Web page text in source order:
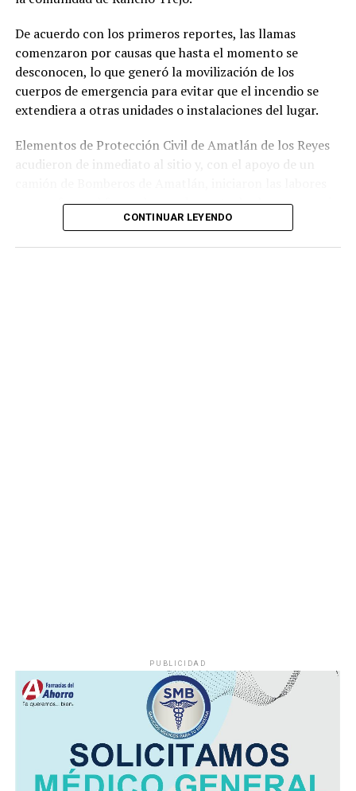
públicos.
De acuerdo con los primeros reportes, las llamas
comenzaron por causas que hasta el momento se
desconocen, lo que generó la movilización de los
cuerpos de emergencia para evitar que el incendio se
extendiera a otras unidades o instalaciones del lugar.
Elementos de Protección Civil de Amatlán de los Reyes
acudieron de inmediato al sitio y, con el apoyo de un
para sofocar el fuego, logrando controlar la emergencia
tras varios minutos de trabajo.
CONTINUAR LEYENDO
PUBLICIDAD